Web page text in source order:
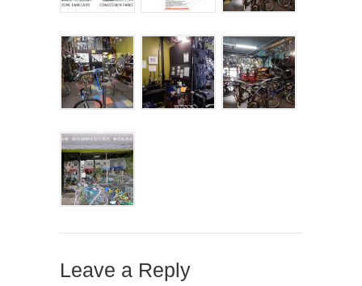
Leave a Reply